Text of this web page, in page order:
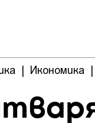
| Икономика |